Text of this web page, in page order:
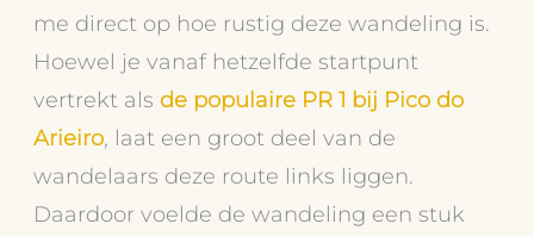
me direct op hoe rustig deze wandeling is.
Hoewel je vanaf hetzelfde startpunt
vertrekt als de populaire PR 1 bij Pico do
Arieiro, laat een groot deel van de
wandelaars deze route links liggen.
Daardoor voelde de wandeling een stuk